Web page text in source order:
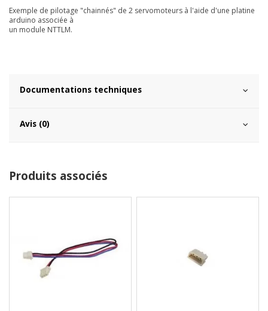
Exemple de pilotage "chainnés" de 2 servomoteurs à l'aide d'une platine
arduino associée à
un module NTTLM.
Documentations techniques
Avis (0)
Produits associés